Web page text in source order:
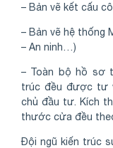
– Bản vẽ kết cấu
– Bản vẽ hệ thống
– An ninh…)
– Toàn bộ hồ sơ
trúc đều được tư
chủ đầu tư. Kích
thước cửa đều
Đội ngũ kiến trúc